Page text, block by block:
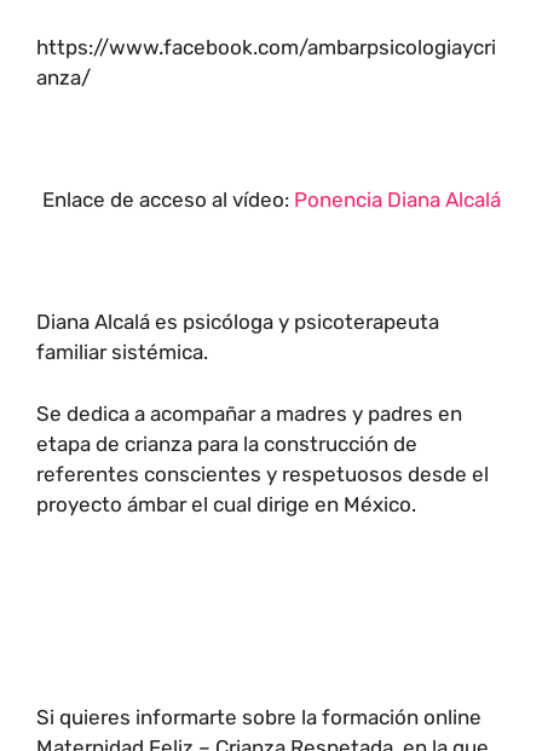
https://www.facebook.com/ambarpsicologiaycri
anza/
Enlace de acceso al vídeo: Ponencia Diana Alcalá
Diana Alcalá es psicóloga y psicoterapeuta
familiar sistémica.
Se dedica a acompañar a madres y padres en
etapa de crianza para la construcción de
referentes conscientes y respetuosos desde el
proyecto ámbar el cual dirige en México.
Si quieres informarte sobre la formación online